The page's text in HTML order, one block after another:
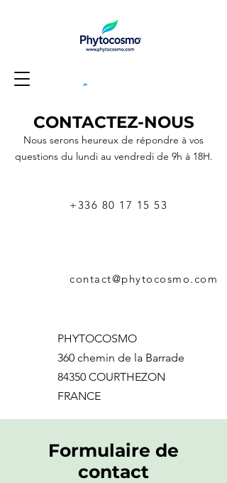
CONTACTEZ-NOUS
Nous serons heureux de répondre à vos
questions du lundi au vendredi de 9h à 18H.
+336 80 17 15 53
contact@phytocosmo.com
PHYTOCOSMO
360 chemin de la Barrade
84350 COURTHEZON
FRANCE
Formulaire de
contact